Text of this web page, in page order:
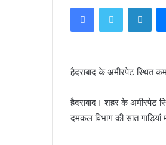
हैदराबाद के अमीरपेट स्थित
हैदराबाद। शहर के अमीरपेट
दमकल विभाग की सात